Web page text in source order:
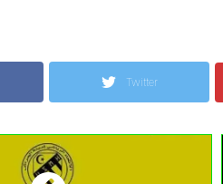
Twitter